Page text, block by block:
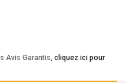
Avis Garantis, cliquez ici pour